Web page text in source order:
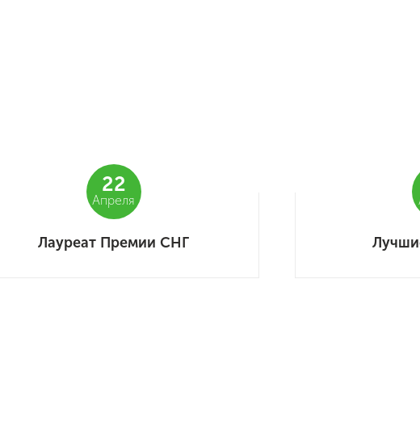
22
Апреля
Лауреат Премии СНГ